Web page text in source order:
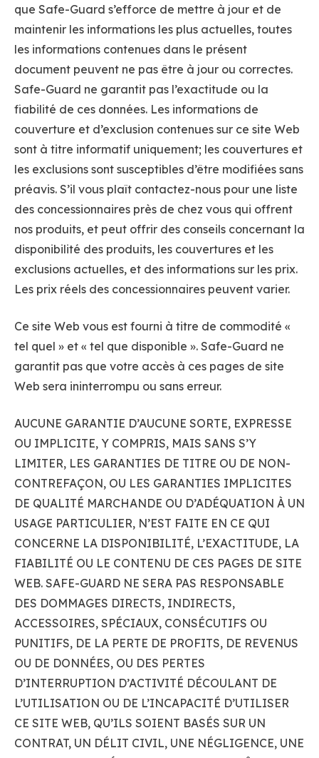
que Safe-Guard s’efforce de mettre à jour et de
maintenir les informations les plus actuelles, toutes
les informations contenues dans le présent
document peuvent ne pas être à jour ou correctes.
Safe-Guard ne garantit pas l’exactitude ou la
fiabilité de ces données. Les informations de
couverture et d’exclusion contenues sur ce site Web
sont à titre informatif uniquement; les couvertures et
les exclusions sont susceptibles d’être modifiées sans
préavis. S’il vous plaît contactez-nous pour une liste
des concessionnaires près de chez vous qui offrent
nos produits, et peut offrir des conseils concernant la
disponibilité des produits, les couvertures et les
exclusions actuelles, et des informations sur les prix.
Les prix réels des concessionnaires peuvent varier.
Ce site Web vous est fourni à titre de commodité «
tel quel » et « tel que disponible ». Safe-Guard ne
garantit pas que votre accès à ces pages de site
Web sera ininterrompu ou sans erreur.
AUCUNE GARANTIE D’AUCUNE SORTE, EXPRESSE
OU IMPLICITE, Y COMPRIS, MAIS SANS S’Y
LIMITER, LES GARANTIES DE TITRE OU DE NON-
CONTREFAÇON, OU LES GARANTIES IMPLICITES
DE QUALITÉ MARCHANDE OU D’ADÉQUATION À UN
USAGE PARTICULIER, N’EST FAITE EN CE QUI
CONCERNE LA DISPONIBILITÉ, L’EXACTITUDE, LA
FIABILITÉ OU LE CONTENU DE CES PAGES DE SITE
WEB. SAFE-GUARD NE SERA PAS RESPONSABLE
DES DOMMAGES DIRECTS, INDIRECTS,
ACCESSOIRES, SPÉCIAUX, CONSÉCUTIFS OU
PUNITIFS, DE LA PERTE DE PROFITS, DE REVENUS
OU DE DONNÉES, OU DES PERTES
D’INTERRUPTION D’ACTIVITÉ DÉCOULANT DE
L’UTILISATION OU DE L’INCAPACITÉ D’UTILISER
CE SITE WEB, QU’ILS SOIENT BASÉS SUR UN
CONTRAT, UN DÉLIT CIVIL, UNE NÉGLIGENCE, UNE